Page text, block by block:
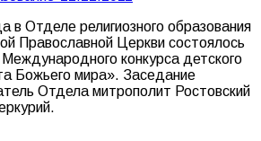
в Отделе религиозного образования
Православной Церкви состоялось
конкурса детского
Божьего мира». Заседание
Отдела митрополит Ростовский